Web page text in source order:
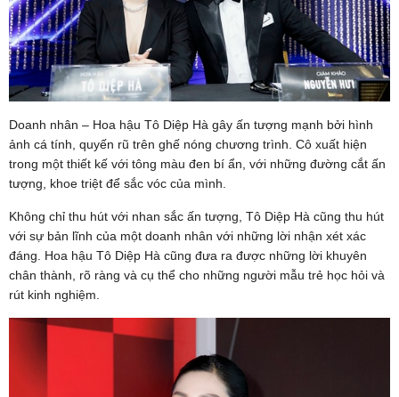
Doanh nhân – Hoa hậu Tô Diệp Hà gây ấn tượng mạnh bởi hình
ảnh cá tính, quyến rũ trên ghế nóng chương trình. Cô xuất hiện
trong một thiết kế với tông màu đen bí ẩn, với những đường cắt ấn
tượng, khoe triệt để sắc vóc của mình.
Không chỉ thu hút với nhan sắc ấn tượng, Tô Diệp Hà cũng thu hút
với sự bản lĩnh của một doanh nhân với những lời nhận xét xác
đáng. Hoa hậu Tô Diệp Hà cũng đưa ra được những lời khuyên
chân thành, rõ ràng và cụ thể cho những người mẫu trẻ học hỏi và
rút kinh nghiệm.